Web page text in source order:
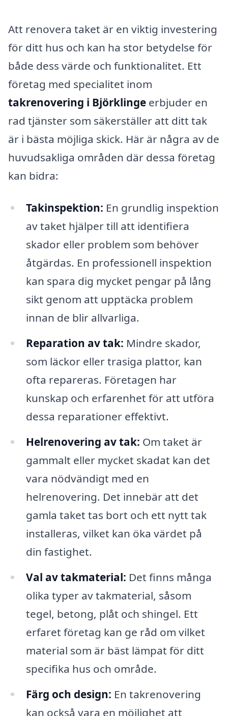
Att renovera taket är en viktig investering
för ditt hus och kan ha stor betydelse för
både dess värde och funktionalitet. Ett
företag med specialitet inom
takrenovering i Björklinge erbjuder en
rad tjänster som säkerställer att ditt tak
är i bästa möjliga skick. Här är några av de
huvudsakliga områden där dessa företag
kan bidra:
Takinspektion: En grundlig inspektion
av taket hjälper till att identifiera
skador eller problem som behöver
åtgärdas. En professionell inspektion
kan spara dig mycket pengar på lång
sikt genom att upptäcka problem
innan de blir allvarliga.
Reparation av tak: Mindre skador,
som läckor eller trasiga plattor, kan
ofta repareras. Företagen har
kunskap och erfarenhet för att utföra
dessa reparationer effektivt.
Helrenovering av tak: Om taket är
gammalt eller mycket skadat kan det
vara nödvändigt med en
helrenovering. Det innebär att det
gamla taket tas bort och ett nytt tak
installeras, vilket kan öka värdet på
din fastighet.
Val av takmaterial: Det finns många
olika typer av takmaterial, såsom
tegel, betong, plåt och shingel. Ett
erfaret företag kan ge råd om vilket
material som är bäst lämpat för ditt
specifika hus och område.
Färg och design: En takrenovering
kan också vara en möjlighet att